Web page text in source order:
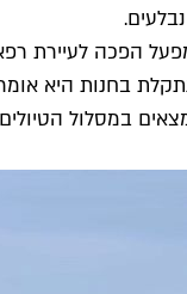
אחרי 88 שנים. העיירה
במסלול